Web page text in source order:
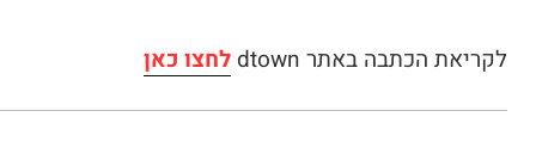
לקריאת הכתבה באתר dtown לחצו כאן